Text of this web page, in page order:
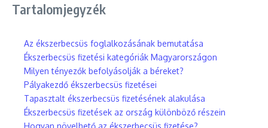
Tartalomjegyzék
Az ékszerbecsüs foglalkozásának bemutatása
Ékszerbecsüs fizetési kategóriák Magyarországon
Milyen tényezők befolyásolják a béreket?
Pályakezdő ékszerbecsüs fizetései
Tapasztalt ékszerbecsüs fizetésének alakulása
Ékszerbecsüs fizetések az ország különböző részein
Hogyan növelhető az ékszerbecsüs fizetése?